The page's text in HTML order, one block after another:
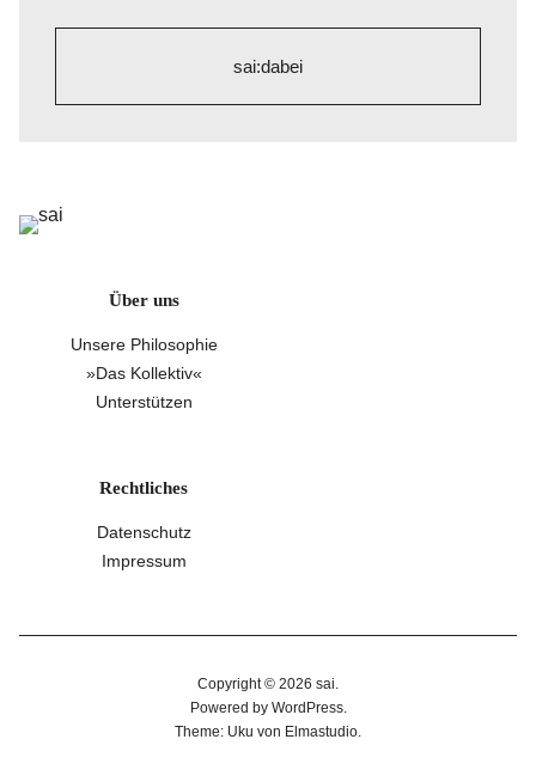
sai:dabei
Über uns
Unsere Philosophie
»Das Kollektiv«
Unterstützen
Rechtliches
Datenschutz
Impressum
Copyright © 2026 sai
Powered by WordPress
Theme: Uku von Elmastudio